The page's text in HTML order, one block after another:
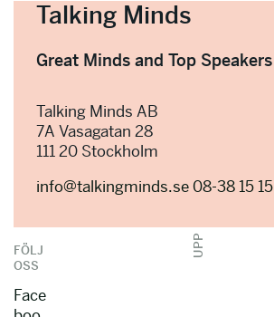
Talking Minds
Great Minds and Top Speakers
Talking Minds AB
7A Vasagatan 28
111 20 Stockholm
info@talkingminds.se08-38 15 15
UPP
FÖLJ
OSS
Face